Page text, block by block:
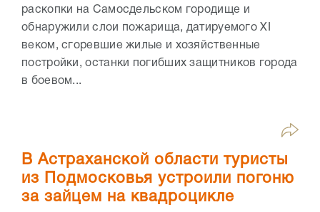
раскопки на Самосдельском городище и
обнаружили слои пожарища, датируемого XI
веком, сгоревшие жилые и хозяйственные
постройки, останки погибших защитников города
в боевом...
В Астраханской области туристы
из Подмосковья устроили погоню
за зайцем на квадроцикле